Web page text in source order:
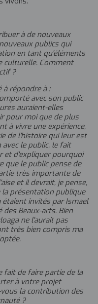
à de nouveaux
publics qui
en tant qu'éléments
culturelle. Comment
?
à répondre à :
avec son public
auraient-elles
pour moi que de plus
à vivre une expérience,
de l'histoire qui leur est
le public, le fait
et d'expliquer pourquoi
que le public pense de
très importante de
et il devrait, je pense,
présentation publique
invités par Ismael
Beaux-arts. Bien
ne l'aurait pas
très bien compris ma
fait de faire partie de la
à votre projet
la contribution des
?